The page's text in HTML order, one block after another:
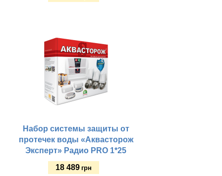
Набор системы защиты от
протечек воды «Аквасторож
Эксперт» Радио PRO 1*25
18 489 грн